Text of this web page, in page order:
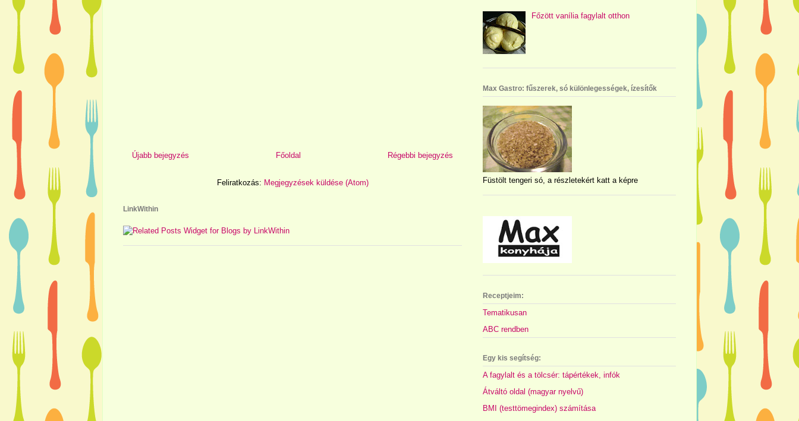
Újabb bejegyzés Régebbi bejegyzés
Főoldal
Feliratkozás: Megjegyzések küldése (Atom)
LinkWithin
Főzött vanília fagylalt otthon
Max Gastro: fűszerek, só különlegességek, ízesítők
Füstölt tengeri só, a részletekért katt a képre
Receptjeim:
Tematikusan
ABC rendben
Egy kis segítség:
A fagylalt és a tölcsér: tápértékek, infók
Átváltó oldal (magyar nyelvű)
BMI (testtömegindex) számítása